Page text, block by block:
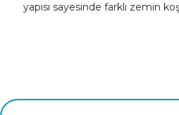
yapısı sayesinde farklı zemin